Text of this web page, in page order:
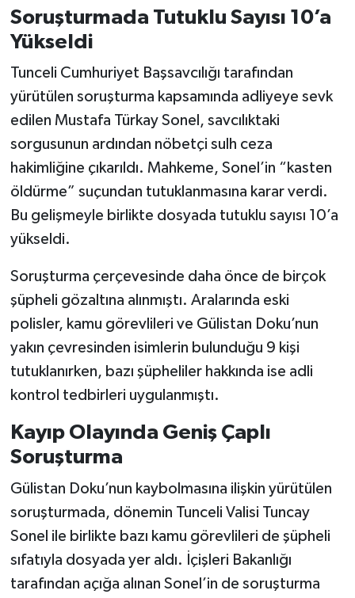
Soruşturmada Tutuklu Sayısı 10’a
Yükseldi
Tunceli Cumhuriyet Başsavcılığı tarafından
yürütülen soruşturma kapsamında adliyeye sevk
edilen Mustafa Türkay Sonel, savcılıktaki
sorgusunun ardından nöbetçi sulh ceza
hakimliğine çıkarıldı. Mahkeme, Sonel’in “kasten
öldürme” suçundan tutuklanmasına karar verdi.
Bu gelişmeyle birlikte dosyada tutuklu sayısı 10’a
yükseldi.
Soruşturma çerçevesinde daha önce de birçok
şüpheli gözaltına alınmıştı. Aralarında eski
polisler, kamu görevlileri ve Gülistan Doku’nun
yakın çevresinden isimlerin bulunduğu 9 kişi
tutuklanırken, bazı şüpheliler hakkında ise adli
kontrol tedbirleri uygulanmıştı.
Kayıp Olayında Geniş Çaplı
Soruşturma
Gülistan Doku’nun kaybolmasına ilişkin yürütülen
soruşturmada, dönemin Tunceli Valisi Tuncay
Sonel ile birlikte bazı kamu görevlileri de şüpheli
sıfatıyla dosyada yer aldı. İçişleri Bakanlığı
tarafından açığa alınan Sonel’in de soruşturma